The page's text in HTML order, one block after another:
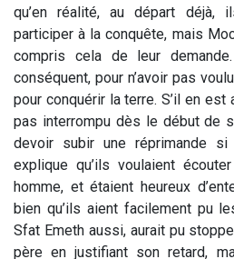
qu’en réalité, au départ déjà,
participer à la conquête, mais
compris cela de leur
conséquent, pour n’avoir pas
pour conquérir la terre. S’il en est
pas interrompu dès le début de
devoir subir une réprimande
explique qu’ils voulaient
homme, et étaient heureux
bien qu’ils aient facilement pu
Sfat Emeth aussi, aurait pu
père en justifiant son retard,